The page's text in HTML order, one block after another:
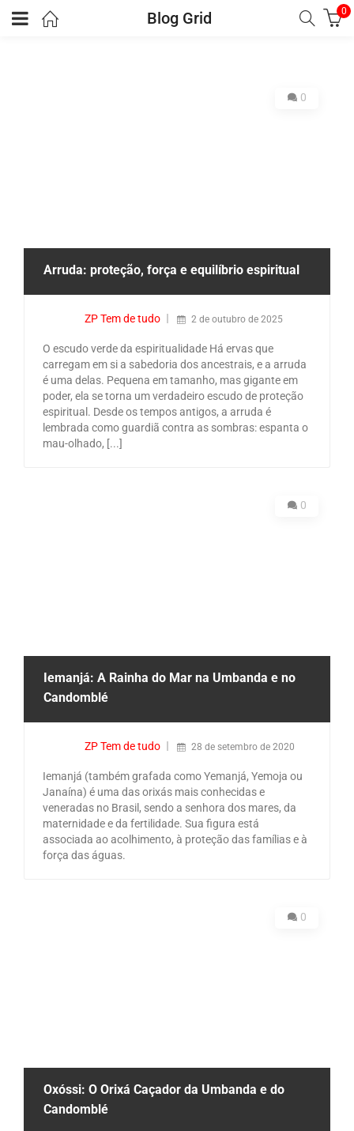
Blog Grid 0
0
Arruda: proteção, força e equilíbrio espiritual
ZP Tem de tudo 2 de outubro de 2025
O escudo verde da espiritualidade Há ervas que
carregam em si a sabedoria dos ancestrais, e a arruda
é uma delas. Pequena em tamanho, mas gigante em
poder, ela se torna um verdadeiro escudo de proteção
espiritual. Desde os tempos antigos, a arruda é
lembrada como guardiã contra as sombras: espanta o
mau-olhado, [...]
0
Iemanjá: A Rainha do Mar na Umbanda e no
Candomblé
ZP Tem de tudo 28 de setembro de 2020
Iemanjá (também grafada como Yemanjá, Yemoja ou
Janaína) é uma das orixás mais conhecidas e
veneradas no Brasil, sendo a senhora dos mares, da
maternidade e da fertilidade. Sua figura está
associada ao acolhimento, à proteção das famílias e à
força das águas.
0
Oxóssi: O Orixá Caçador da Umbanda e do
Candomblé